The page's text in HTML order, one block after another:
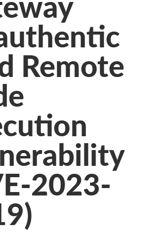
Remote
2023-